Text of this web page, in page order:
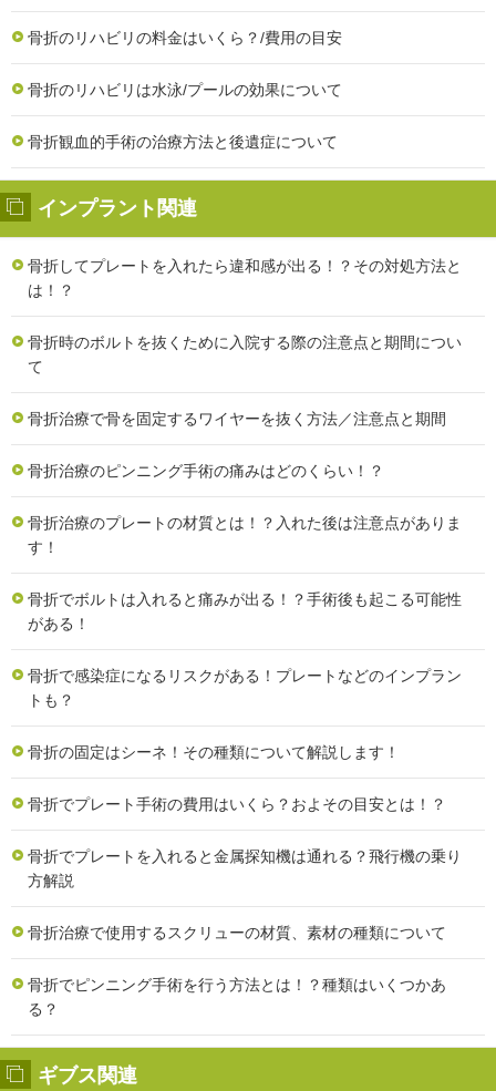
骨折のリハビリの料金はいくら？/費用の目安
骨折のリハビリは水泳/プールの効果について
骨折観血的手術の治療方法と後遺症について
インプラント関連
骨折してプレートを入れたら違和感が出る！？その対処方法と
は！？
骨折時のボルトを抜くために入院する際の注意点と期間につい
て
骨折治療で骨を固定するワイヤーを抜く方法／注意点と期間
骨折治療のピンニング手術の痛みはどのくらい！？
骨折治療のプレートの材質とは！？入れた後は注意点がありま
す！
骨折でボルトは入れると痛みが出る！？手術後も起こる可能性
がある！
骨折で感染症になるリスクがある！プレートなどのインプラン
トも？
骨折の固定はシーネ！その種類について解説します！
骨折でプレート手術の費用はいくら？およその目安とは！？
骨折でプレートを入れると金属探知機は通れる？飛行機の乗り
方解説
骨折治療で使用するスクリューの材質、素材の種類について
骨折でピンニング手術を行う方法とは！？種類はいくつかあ
る？
ギブス関連